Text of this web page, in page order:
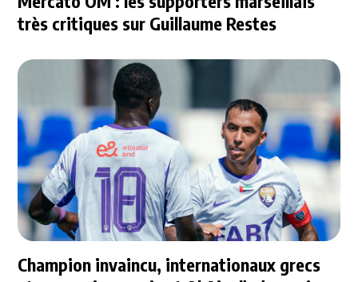
très critiques sur Guillaume Restes
Champion invaincu, internationaux grecs